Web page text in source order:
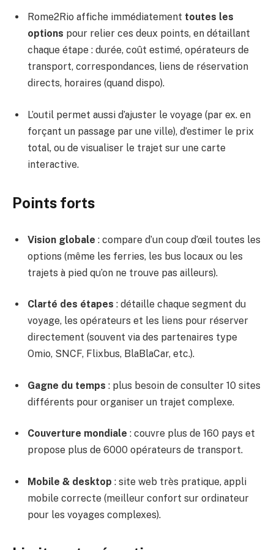
Rome2Rio affiche immédiatement toutes les
options pour relier ces deux points, en détaillant
chaque étape : durée, coût estimé, opérateurs de
transport, correspondances, liens de réservation
directs, horaires (quand dispo).
L’outil permet aussi d’ajuster le voyage (par ex. en
forçant un passage par une ville), d’estimer le prix
total, ou de visualiser le trajet sur une carte
interactive.
Points forts
Vision globale : compare d’un coup d’œil toutes les
options (même les ferries, les bus locaux ou les
trajets à pied qu’on ne trouve pas ailleurs).
Clarté des étapes : détaille chaque segment du
voyage, les opérateurs et les liens pour réserver
directement (souvent via des partenaires type
Omio, SNCF, Flixbus, BlaBlaCar, etc.).
Gagne du temps : plus besoin de consulter 10 sites
différents pour organiser un trajet complexe.
Couverture mondiale : couvre plus de 160 pays et
propose plus de 6000 opérateurs de transport.
Mobile & desktop : site web très pratique, appli
mobile correcte (meilleur confort sur ordinateur
pour les voyages complexes).